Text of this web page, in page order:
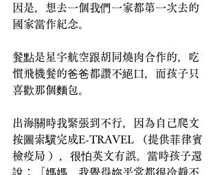
因是，想去一個我們一家都第一次去的
國家當作紀念。
餐點是星宇航空跟胡同燒肉合作的，吃
慣飛機餐的爸爸都讚不絕口，而孩子只
喜歡那個麵包。
出海關時我緊張到不行，因為自己爬文
按圖索驥完成E-TRAVEL （提供菲律賓
檢疫局 ），很怕英文有誤。當時孩子還
說：「媽媽，我覺得妳平常都很冷靜不